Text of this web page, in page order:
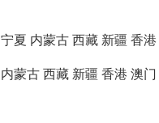
宁夏 内蒙古 西藏 新疆 香港
内蒙古 西藏 新疆 香港 澳门